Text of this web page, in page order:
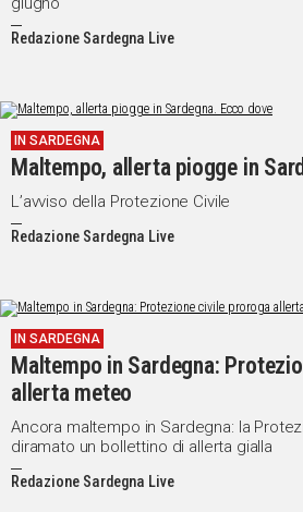
Redazione Sardegna Live
IN SARDEGNA
Maltempo, allerta piogge in
L’avviso della Protezione Civile
Redazione Sardegna Live
IN SARDEGNA
Maltempo in Sardegna:
allerta meteo
Ancora maltempo in Sardegna: la
diramato un bollettino di allerta gialla
Redazione Sardegna Live